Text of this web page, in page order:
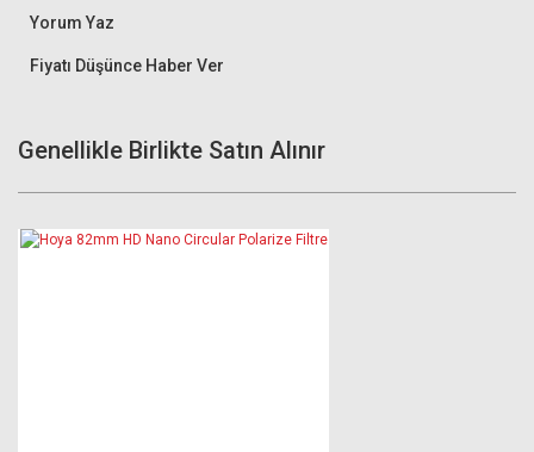
Yorum Yaz
Fiyatı Düşünce Haber Ver
Genellikle Birlikte Satın Alınır